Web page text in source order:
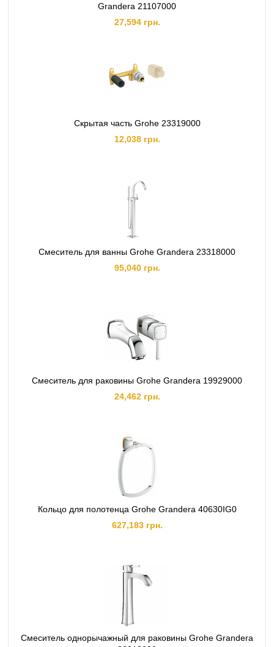
Grandera 21107000
27,594 грн.
Скрытая часть Grohe 23319000
12,038 грн.
Смеситель для ванны Grohe Grandera 23318000
95,040 грн.
Смеситель для раковины Grohe Grandera 19929000
24,462 грн.
Кольцо для полотенца Grohe Grandera 40630IG0
627,183 грн.
Смеситель однорычажный для раковины Grohe Grandera